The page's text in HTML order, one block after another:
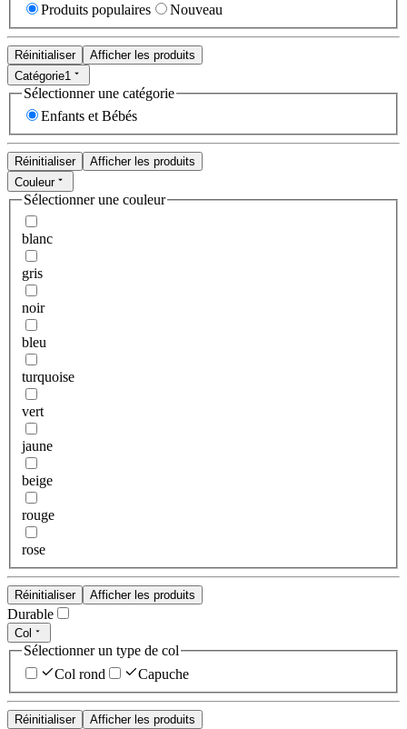
Produits populaires Nouveau
Réinitialiser
Afficher les produits
Catégorie1
Sélectionner une catégorie
Enfants et Bébés
Réinitialiser
Afficher les produits
Couleur
Sélectionner une couleur
blanc
gris
noir
bleu
turquoise
vert
jaune
beige
rouge
rose
Réinitialiser Afficher les produits
Durable
Col
Sélectionner un type de col
Col rond
Capuche
Réinitialiser
Afficher les produits